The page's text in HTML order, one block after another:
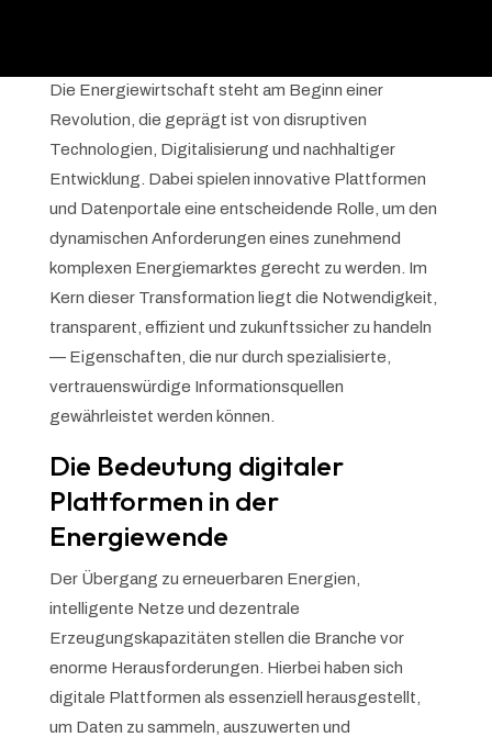
Die Energiewirtschaft steht am Beginn einer
Revolution, die geprägt ist von disruptiven
Technologien, Digitalisierung und nachhaltiger
Entwicklung. Dabei spielen innovative Plattformen
und Datenportale eine entscheidende Rolle, um den
dynamischen Anforderungen eines zunehmend
komplexen Energiemarktes gerecht zu werden. Im
Kern dieser Transformation liegt die Notwendigkeit,
transparent, effizient und zukunftssicher zu handeln
— Eigenschaften, die nur durch spezialisierte,
vertrauenswürdige Informationsquellen
gewährleistet werden können.
Die Bedeutung digitaler
Plattformen in der
Energiewende
Der Übergang zu erneuerbaren Energien,
intelligente Netze und dezentrale
Erzeugungskapazitäten stellen die Branche vor
enorme Herausforderungen. Hierbei haben sich
digitale Plattformen als essenziell herausgestellt,
um Daten zu sammeln, auszuwerten und